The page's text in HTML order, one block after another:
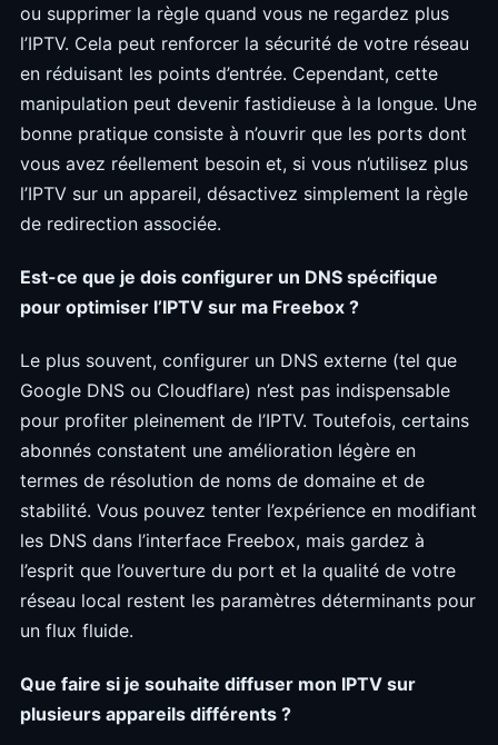
ou supprimer la règle quand vous ne regardez plus
l’IPTV. Cela peut renforcer la sécurité de votre réseau
en réduisant les points d’entrée. Cependant, cette
manipulation peut devenir fastidieuse à la longue. Une
bonne pratique consiste à n’ouvrir que les ports dont
vous avez réellement besoin et, si vous n’utilisez plus
l’IPTV sur un appareil, désactivez simplement la règle
de redirection associée.
Est-ce que je dois configurer un DNS spécifique
pour optimiser l’IPTV sur ma Freebox ?
Le plus souvent, configurer un DNS externe (tel que
Google DNS ou Cloudflare) n’est pas indispensable
pour profiter pleinement de l’IPTV. Toutefois, certains
abonnés constatent une amélioration légère en
termes de résolution de noms de domaine et de
stabilité. Vous pouvez tenter l’expérience en modifiant
les DNS dans l’interface Freebox, mais gardez à
l’esprit que l’ouverture du port et la qualité de votre
réseau local restent les paramètres déterminants pour
un flux fluide.
Que faire si je souhaite diffuser mon IPTV sur
plusieurs appareils différents ?